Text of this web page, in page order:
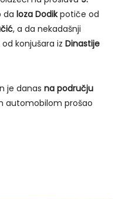
da loza Dodikpotiče od
, a da nekadašnji
konjušara iz Dinastije
je danas na području
automobilom prošao